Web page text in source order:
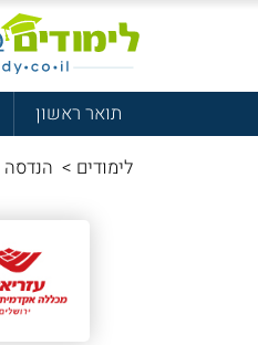
תואר ראשון
לימודים > הנדסה